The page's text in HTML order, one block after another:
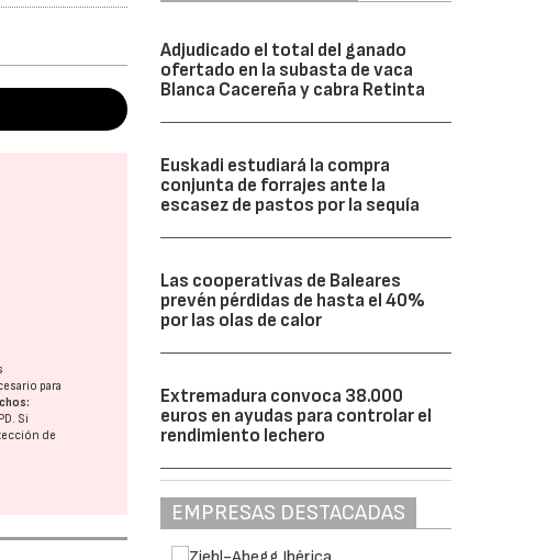
para
. Si
de
Adjudicado el total del ganado
ofertado en la subasta de vaca
Blanca Cacereña y cabra Retinta
Euskadi estudiará la compra
conjunta de forrajes ante la
escasez de pastos por la sequía
Las cooperativas de Baleares
prevén pérdidas de hasta el 40%
por las olas de calor
Extremadura convoca 38.000
euros en ayudas para controlar el
rendimiento lechero
EMPRESAS DESTACADAS